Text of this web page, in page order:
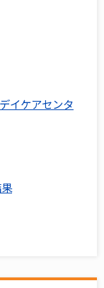
イケアセンタ